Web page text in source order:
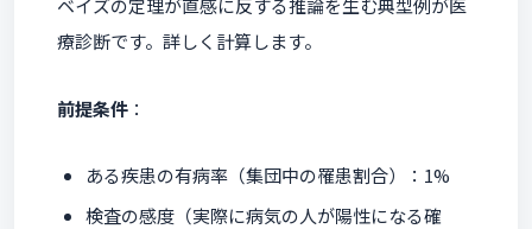
ベイズの定理が直感に反する推論を生む典型例が医
療診断です。詳しく計算します。
前提条件 ：
ある疾患の有病率（集団中の罹患割合）：1%
検査の感度（実際に病気の人が陽性になる確